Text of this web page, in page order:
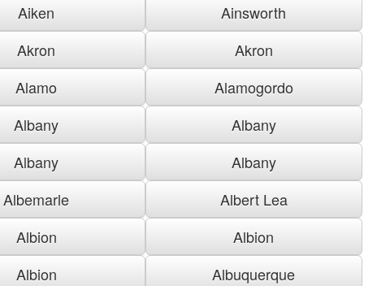
Aiken
Ainsworth
Akron
Akron
Alamo
Alamogordo
Albany
Albany
Albany
Albany
Albemarle
Albert Lea
Albion
Albion
Albion Albuquerque